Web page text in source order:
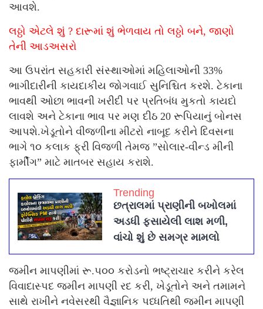
આવશે.
લઠ્ઠો એટલે શું ? દારૂમાં શું ભેળવાય તો લઠ્ઠો બને, જાણો
તેની આડઅસરો
આ ઉપરાંત સહકારી સંસ્થાઓમાં મહિલાઓની 33%
ભાગીદારીની કાયદાકીય જોગવાઈ સુનિશ્ચિત કરશે. ટેકાના
ભાવથી ઓછા ભાવની ખરીદી પર પ્રતિબંધ મુકતો કાયદો
લાવશે અને ટેકાના ભાવ પર મણ દીઠ 20 રૂપિયાનું બોનસ
આપશે.ખેડૂતોને વીજળીના મીટરો નાબૂદ કરીને દિવસના
ભાગે ૧૦ કલાક ફ્રી વિજળી તેમજ ”સોલાર-વીન્‍ડ મીની
ફાર્મીંગ” માટે માતબર સહાય કરાશે.
Trending
છત્રાલમાં પ્રાણીની બખોલમાં
અડધી ફસાયેલી લાશ મળી,
વાંચો શું છે સમગ્ર મામલો
જમીન માપણીમાં રૂ.૫૦૦ કરોડનો ભષ્ટ્રાચાર કરીને કરેલ
વિવાદાસ્પદ જમીન માપણી રદ કરી, ખેડૂતોને અને તમામને
સાથે રાખીને નવેસરથી વૈજ્ઞાનિક પધ્‍ધતિથી જમીન માપણી